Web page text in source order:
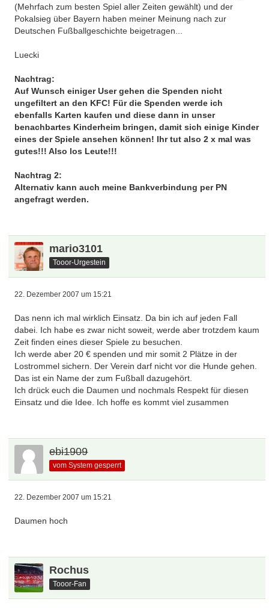
(Mehrfach zum besten Spiel aller Zeiten gewählt) und der
Pokalsieg über Bayern haben meiner Meinung nach zur
Deutschen Fußballgeschichte beigetragen...
Luecki
Nachtrag:
Auf Wunsch einiger User gehen die Spenden nicht
ungefiltert an den KFC! Für die Spenden werde ich
ebenfalls Karten kaufen und diese dann in unser
benachbartes Kinderheim bringen, damit sich einige Kinder
eines der Spiele ansehen können! Ihr tut also 2 x mal was
gutes!!! Also los Leute!!!
Nachtrag 2:
Alternativ kann auch meine Bankverbindung per PN
angefragt werden.
mario3101
Tooor-Urgestein
22. Dezember 2007 um 15:21
Das nenn ich mal wirklich Einsatz. Da bin ich auf jeden Fall
dabei. Ich habe es zwar nicht soweit, werde aber trotzdem kaum
Zeit finden eines dieser Spiele zu besuchen.
Ich werde aber 20 € spenden und mir somit 2 Plätze in der
Lostrommel sichern. Der Verein darf nicht vor die Hunde gehen.
Das ist ein Name der zum Fußball dazugehört.
Ich drück euch die Daumen und nochmals Respekt für diesen
Einsatz und die Idee. Ich hoffe es kommt viel zusammen
ebi1909
vom System gesperrt
22. Dezember 2007 um 15:21
Daumen hoch
Rochus
Tooor-Fan